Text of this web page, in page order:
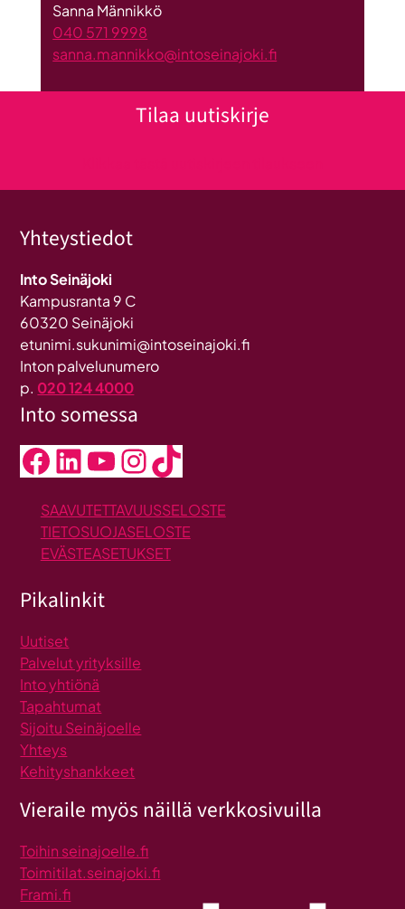
Sanna Männikkö
040 571 9998
sanna.mannikko@intoseinajoki.fi
Tilaa uutiskirje
Yhteystiedot
Into Seinäjoki
Kampusranta 9 C
60320 Seinäjoki
etunimi.sukunimi@intoseinajoki.fi
Inton palvelunumero
p. 020 124 4000
Into somessa
Facebook LinkedIn YouTube InstagramTikTok
SAAVUTETTAVUUSSELOSTE
TIETOSUOJASELOSTE
EVÄSTEASETUKSET
Pikalinkit
Uutiset
Palvelut yrityksille
Into yhtiönä
Tapahtumat
Sijoitu Seinäjoelle
Yhteys
Kehityshankkeet
Vieraile myös näillä verkkosivuilla
Toihin seinajoelle.fi
Toimitilat.seinajoki.fi
Frami.fi